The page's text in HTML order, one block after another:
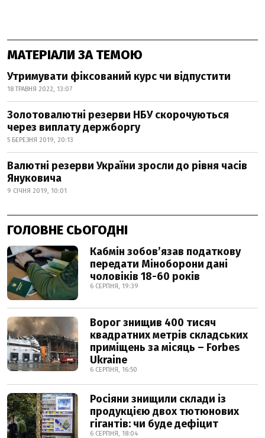
МАТЕРІАЛИ ЗА ТЕМОЮ
Утримувати фіксований курс чи відпустити
18 ТРАВНЯ 2022, 13:07
Золотовалютні резерви НБУ скорочуються
через виплату держборгу
5 БЕРЕЗНЯ 2019, 20:13
Валютні резерви України зросли до рівня часів
Януковича
9 СІЧНЯ 2019, 10:01
ГОЛОВНЕ СЬОГОДНІ
Кабмін зобовʼязав податкову
передати Міноборони дані
чоловіків 18-60 років
6 СЕРПНЯ, 19:39
Ворог знищив 400 тисяч
квадратних метрів складських
приміщень за місяць – Forbes
Ukraine
6 СЕРПНЯ, 16:50
Росіяни знищили склади із
продукцією двох тютюнових
гігантів: чи буде дефіцит
6 СЕРПНЯ, 18:04